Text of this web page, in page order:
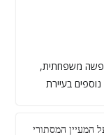
משפחתית,
בעיירת
המעיין המסתורי